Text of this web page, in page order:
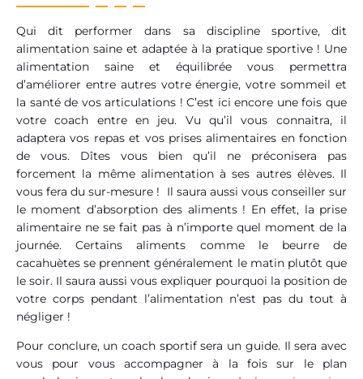
Qui dit performer dans sa discipline sportive, dit
alimentation saine et adaptée à la pratique sportive ! Une
alimentation saine et équilibrée vous permettra
d’améliorer entre autres votre énergie, votre sommeil et
la santé de vos articulations ! C’est ici encore une fois que
votre coach entre en jeu. Vu qu’il vous connaitra, il
adaptera vos repas et vos prises alimentaires en fonction
de vous. Dîtes vous bien qu’il ne préconisera pas
forcement la même alimentation à ses autres élèves. Il
vous fera du sur-mesure ! Il saura aussi vous conseiller sur
le moment d’absorption des aliments ! En effet, la prise
alimentaire ne se fait pas à n’importe quel moment de la
journée. Certains aliments comme le beurre de
cacahuètes se prennent généralement le matin plutôt que
le soir. Il saura aussi vous expliquer pourquoi la position de
votre corps pendant l’alimentation n’est pas du tout à
négliger !
Pour conclure, un coach sportif sera un guide. Il sera avec
vous pour vous accompagner à la fois sur le plan